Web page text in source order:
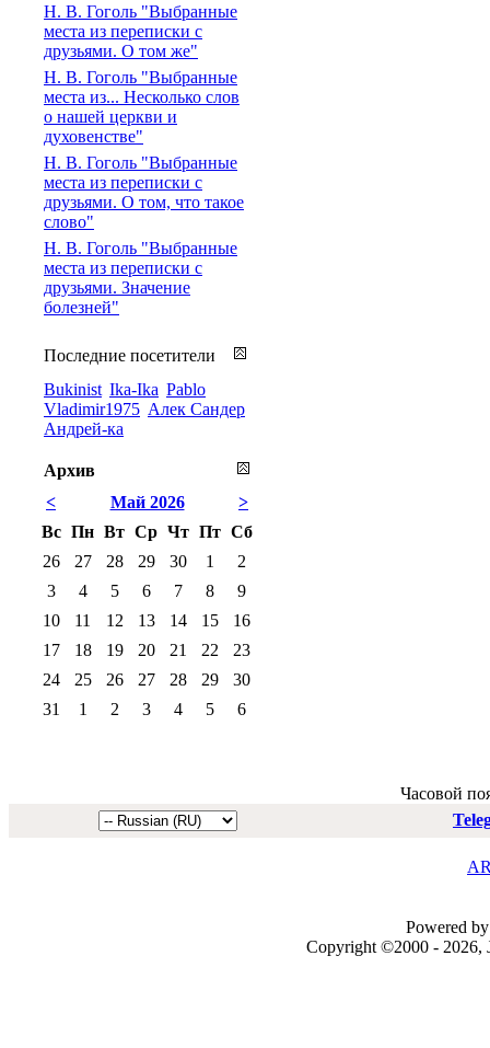
Н. В. Гоголь "Выбранные
места из переписки с
друзьями. О том же"
Н. В. Гоголь "Выбранные
места из... Несколько слов
о нашей церкви и
духовенстве"
Н. В. Гоголь "Выбранные
места из переписки с
друзьями. О том, что такое
слово"
Н. В. Гоголь "Выбранные
места из переписки с
друзьями. Значение
болезней"
Последние посетители
Bukinist Ika-Ika Pablo
Vladimir1975 Алек Сандер
Андрей-ка
Архив
<
>
Май 2026
Вс Пн Вт Ср Чт Пт Сб
26
27 28 29 30 1
2
3
4 5 6 7 8
9
10
11 12 13 14 15
16
17
18 19 20 21 22
23
24
25 26 27 28 29
30
31
1 2 3 4 5 6
Часовой
Powered
Copyright ©2000 - 2026,